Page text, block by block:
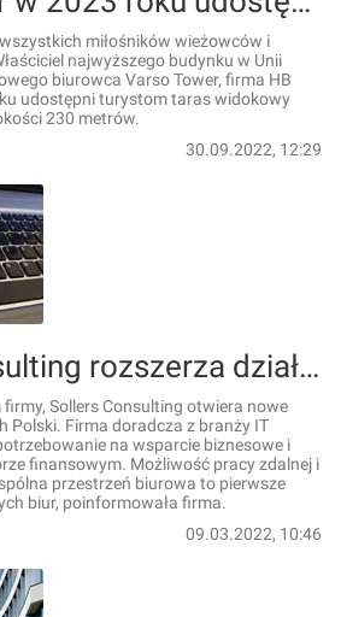
miłośników wieżowców i
najwyższego budynku w Unii
biurowca Varso Tower, firma HB
udostępni turystom taras widokowy
230 metrów.
30.09.2022, 12:29
Sollers Consulting rozszerza działalność w Polsce
Sollers Consulting otwiera nowe
Polski. Firma doradcza z branży IT
na wsparcie biznesowe i
finansowym. Możliwość pracy zdalnej i
przestrzeń biurowa to pierwsze
biur, poinformowała firma.
09.03.2022, 10:46